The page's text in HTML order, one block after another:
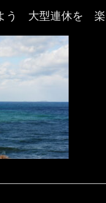
う 大型連休を 楽